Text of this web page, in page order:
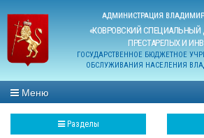
АДМИНИСТРАЦИЯ
«КОВРОВСКИЙ СПЕЦИАЛЬНЫЙ
ПРЕСТАРЕЛЫХ И
ГОСУДАРСТВЕННОЕ БЮДЖЕТНОЕ
ОБСЛУЖИВАНИЯ НАСЕЛЕНИЯ
Меню
Разделы